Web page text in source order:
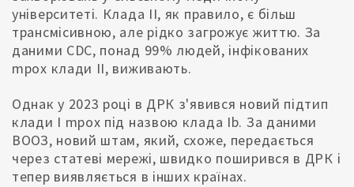
університеті. Клада II, як правило, є більш
трансмісивною, але рідко загрожує життю. За
даними CDC, понад 99% людей, інфікованих
mpox клади II, виживають.
Однак у 2023 році в ДРК з'явився новий підтип
клади I mpox під назвою клада Ib. За даними
ВООЗ, новий штам, який, схоже, передається
через статеві мережі, швидко поширився в ДРК і
тепер виявляється в інших країнах.